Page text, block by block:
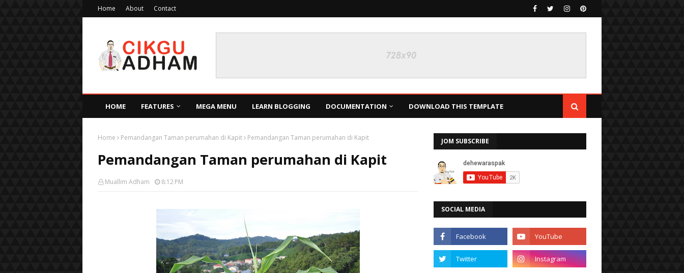
Home About Contact
HOME FEATURES MEGA MENU LEARN BLOGGING DOCUMENTATION DOWNLOAD THIS TEMPLATE
Home Pemandangan Taman perumahan di Kapit Pemandangan Taman perumahan di Kapit
Pemandangan Taman perumahan di Kapit
Muallim Adham 8:12 PM
JOM SUBSCRIBE
SOCIAL MEDIA